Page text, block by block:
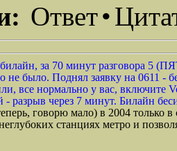
Ответ•
за 70 минут разговора 5
не было. Поднял заявку на 0611 -
все нормально у вас, включите
- разрыв через 7 минут. Билайн
говорю мало) в 2004
станциях метро и